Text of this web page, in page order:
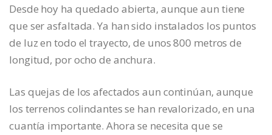
Desde hoy ha quedado abierta, aunque aun tiene
que ser asfaltada. Ya han sido instalados los puntos
de luz en todo el trayecto, de unos 800 metros de
longitud, por ocho de anchura.
Las quejas de los afectados aun continúan, aunque
los terrenos colindantes se han revalorizado, en una
cuantía importante. Ahora se necesita que se